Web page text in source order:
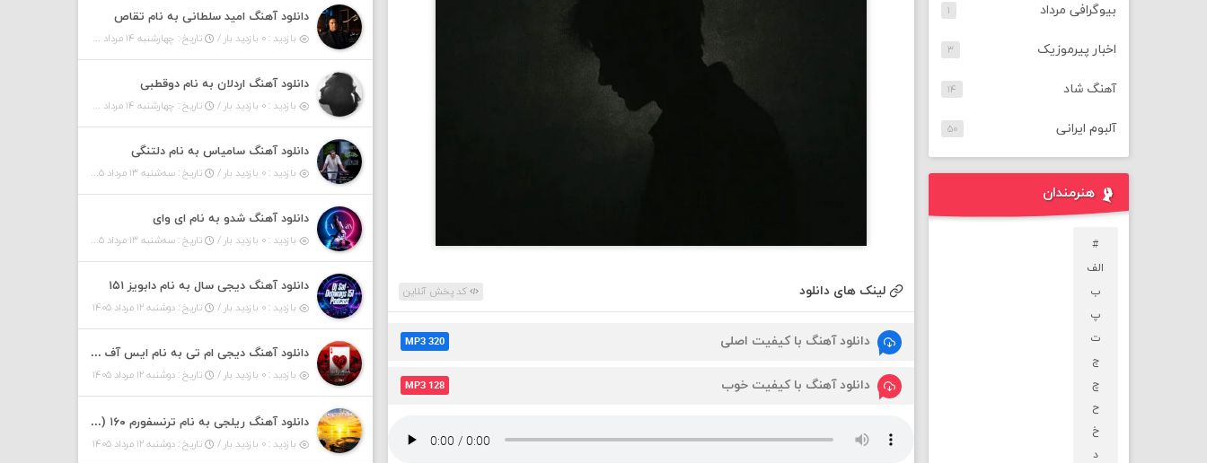
لینک های دانلود کد پخش آنلاین
دانلود آهنگ با کیفیت اصلی MP3 320
دانلود آهنگ با کیفیت خوب MP3 128
بیوگرافی مرداد ۱
اخبار پیرموزیک ۳
آهنگ شاد ۱۴
آلبوم ایرانی ۵۰
هنرمندان
#
الف
ب
پ
ت
ج
چ
ح
خ
د
دانلود آهنگ امید سلطانی به نام تقاص
بازدید : ۰ بازدید بار / تاریخ : چهارشنبه ۱۴ مرداد ۱۴۰۵
دانلود آهنگ اردلان به نام دوقطبی
بازدید : ۰ بازدید بار / تاریخ : چهارشنبه ۱۴ مرداد ۱۴۰۵
دانلود آهنگ سامیاس به نام دلتنگی
بازدید : ۰ بازدید بار / تاریخ : سه‌شنبه ۱۳ مرداد ۱۴۰۵
دانلود آهنگ شدو به نام ای وای
بازدید : ۰ بازدید بار / تاریخ : سه‌شنبه ۱۳ مرداد ۱۴۰۵
دانلود آهنگ دیجی سال به نام دابویز ۱۵۱
بازدید : ۰ بازدید بار / تاریخ : دوشنبه ۱۲ مرداد ۱۴۰۵
دانلود آهنگ دیجی ام تی به نام ایس آف هرست ۱
بازدید : ۰ بازدید بار / تاریخ : دوشنبه ۱۲ مرداد ۱۴۰۵
دانلود آهنگ ریلجی به نام ترنسفورم ۱۶۰ (پادکست)
بازدید : ۰ بازدید بار / تاریخ : دوشنبه ۱۲ مرداد ۱۴۰۵